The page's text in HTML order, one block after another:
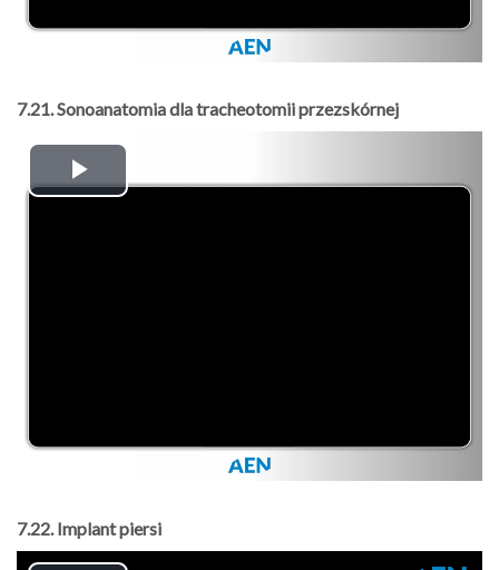
7.21. Sonoanatomia dla tracheotomii przezskórnej
Play
7.22. Implant piersi